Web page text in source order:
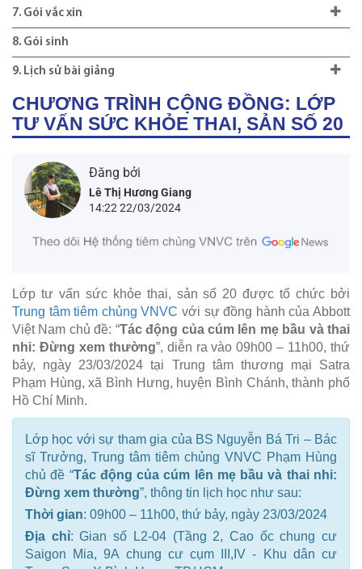
7. Gói vắc xin
8. Gói sinh
9. Lịch sử bài giảng
CHƯƠNG TRÌNH CỘNG ĐỒNG: LỚP
TƯ VẤN SỨC KHỎE THAI, SẢN SỐ 20
Đăng bởi
Lê Thị Hương Giang
14:22 22/03/2024
Lớp tư vấn sức khỏe thai, sản số 20 được tổ chức bởi
Trung tâm tiêm chủng VNVC với sự đồng hành của Abbott
Việt Nam chủ đề: “Tác động của cúm lên mẹ bầu và thai
nhi: Đừng xem thường”, diễn ra vào 09h00 – 11h00, thứ
bảy, ngày 23/03/2024 tại Trung tâm thương mại Satra
Phạm Hùng, xã Bình Hưng, huyện Bình Chánh, thành phố
Hồ Chí Minh.
Lớp học với sự tham gia của BS Nguyễn Bá Tri – Bác
sĩ Trưởng, Trung tâm tiêm chủng VNVC Phạm Hùng
chủ đề “Tác động của cúm lên mẹ bầu và thai nhi:
Đừng xem thường”, thông tin lịch học như sau:
Thời gian: 09h00 – 11h00, thứ bảy, ngày 23/03/2024
Địa chỉ: Gian số L2-04 (Tầng 2, Cao ốc chung cư
Saigon Mia, 9A chung cư cụm III,IV - Khu dân cư